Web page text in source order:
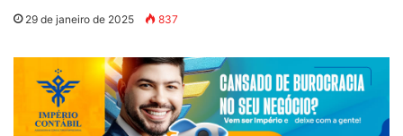
29 de janeiro de 2025 837